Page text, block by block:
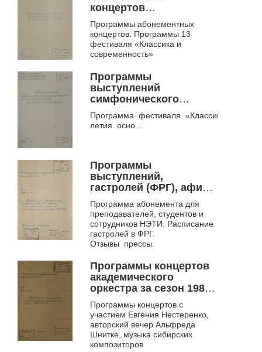
концертов
симфонического
оркестра за сезон 1995-
1996 гг.. Ф. 953
Программы абонементных
концертов. Программы 13
фестиваля «Классика и
современность»
Программы
выступлений
симфонического
оркестра за 2002-2006
годы. Ф. 953
Программа фестиваля «Классика и
летия осно...
Программы
выступлений,
гастролей (ФРГ), афиша
симфонического
оркестра филармонии
за сезон 1988-89 г.. Ф.
953
Программа абонемента для
преподавателей, студентов и
сотрудников НЭТИ. Расписание
гастролей в ФРГ.
Отзывы прессы.
Программы концертов
академического
оркестра за сезон 1981-
1982 гг.. Ф. 953
Программы концертов с
участием Евгения Нестеренко,
авторский вечер Альфреда
Шнитке, музыка сибирских
композиторов